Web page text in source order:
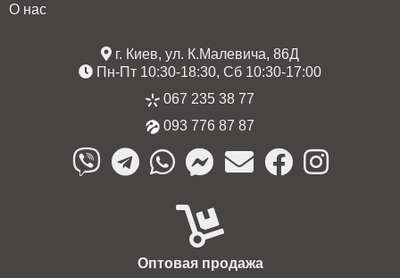
О нас
г. Киев, ул. К.Малевича, 86Д
Пн-Пт 10:30-18:30, Сб 10:30-17:00
067 235 38 77
093 776 87 87
Оптовая продажа